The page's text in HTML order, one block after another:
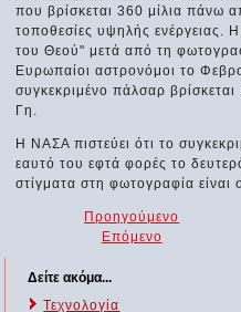
που βρίσκεται 360 μίλια πάνω
τοποθεσίες υψηλής ενέργειας.
του Θεού" μετά από τη
Ευρωπαίοι αστρονόμοι το
συγκεκριμένο πάλσαρ
Γη.
Η ΝΑΣΑ πιστεύει ότι το
εαυτό του εφτά φορές το
στίγματα στη φωτογραφία είναι
Προηγούμενο
Επόμενο
Δείτε ακόμα...
Τεχνολογία